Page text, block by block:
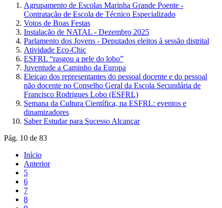
Agrupamento de Escolas Marinha Grande Poente -
Contratação de Escola de Técnico Especializado
Votos de Boas Festas
Instalação de NATAL - Dezembro 2025
Parlamento dos Jovens - Deputados eleitos à sessão distrital
Atividade Eco-Chic
ESFRL “rasgou a pele do lobo”
Juventude a Caminho da Europa
Eleiçao dos representantes do pessoal docente e do pessoal
não docente no Conselho Geral da Escola Secundária de
Francisco Rodrigues Lobo (ESFRL)
Semana da Cultura Científica, na ESFRL: eventos e
dinamizadores
Saber Estudar para Sucesso Alcançar
Pág. 10 de 83
Início
Anterior
5
6
7
8